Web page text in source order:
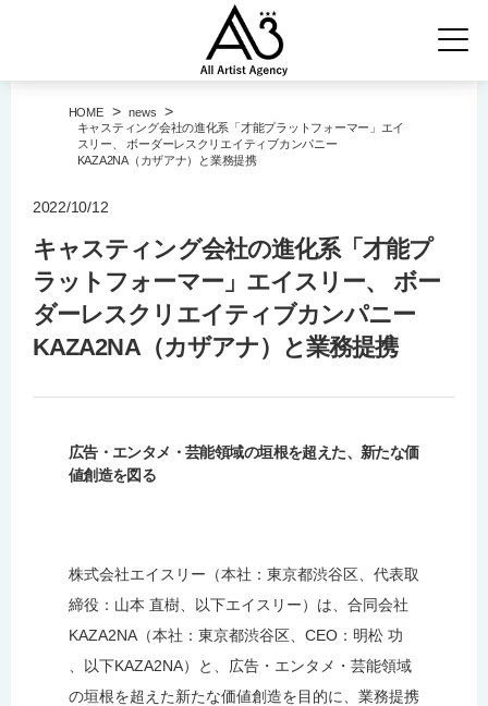
HOME > news >
キャスティング会社の進化系「才能プラットフォーマー」エイ
スリー、 ボーダーレスクリエイティブカンパニー
KAZA2NA（カザアナ）と業務提携
2022/10/12
キャスティング会社の進化系「才能プ
ラットフォーマー」エイスリー、 ボー
ダーレスクリエイティブカンパニー
KAZA2NA（カザアナ）と業務提携
広告・エンタメ・芸能領域の垣根を超えた、新たな価
値創造を図る
株式会社エイスリー（本社：東京都渋谷区、代表取
締役：山本 直樹、以下エイスリー）は、合同会社
KAZA2NA（本社：東京都渋谷区、CEO：明松 功
、以下KAZA2NA）と、広告・エンタメ・芸能領域
の垣根を超えた新たな価値創造を目的に、業務提携